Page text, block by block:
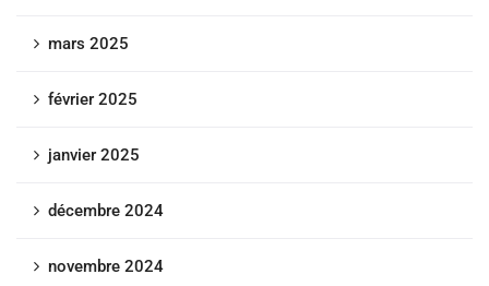
mars 2025
février 2025
janvier 2025
décembre 2024
novembre 2024